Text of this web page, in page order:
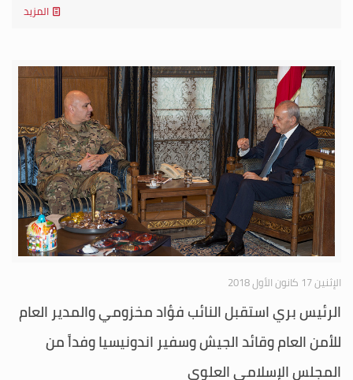
المزيد
الإثنين 17 كانون الأول 2018
الرئيس بري استقبل النائب فؤاد مخزومي والمدير العام
للأمن العام وقائد الجيش وسفير اندونيسيا وفداً من
المجلس الإسلامي العلوي